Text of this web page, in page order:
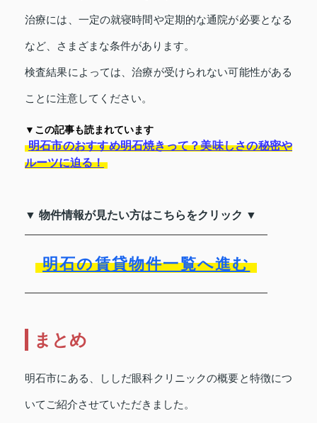
治療には、一定の就寝時間や定期的な通院が必要となる
など、さまざまな条件があります。
検査結果によっては、治療が受けられない可能性がある
ことに注意してください。
▼この記事も読まれています
明石市のおすすめ明石焼きって？美味しさの秘密や
ルーツに迫る！
▼ 物件情報が見たい方はこちらをクリック ▼
明石の賃貸物件一覧へ進む
まとめ
明石市にある、ししだ眼科クリニックの概要と特徴につ
いてご紹介させていただきました。